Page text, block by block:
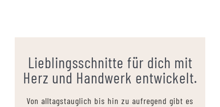
Lieblingsschnitte für dich mit
Herz und Handwerk entwickelt.
Von alltagstauglich bis hin zu aufregend gibt es